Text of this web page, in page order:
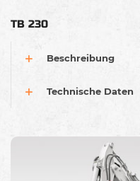
TB 230
Beschreibung
Technische Daten